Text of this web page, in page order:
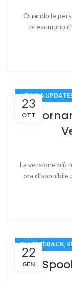
Quando le
presumono
23
OTT
NEWS &
La versione più
ora disponibile
22
GEN
BIOFEEDBACK,